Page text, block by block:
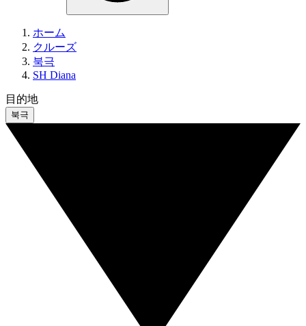
ホーム
クルーズ
북극
SH Diana
目的地
북극